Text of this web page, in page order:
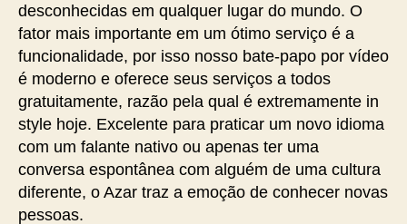
desconhecidas em qualquer lugar do mundo. O
fator mais importante em um ótimo serviço é a
funcionalidade, por isso nosso bate-papo por vídeo
é moderno e oferece seus serviços a todos
gratuitamente, razão pela qual é extremamente in
style hoje. Excelente para praticar um novo idioma
com um falante nativo ou apenas ter uma
conversa espontânea com alguém de uma cultura
diferente, o Azar traz a emoção de conhecer novas
pessoas.